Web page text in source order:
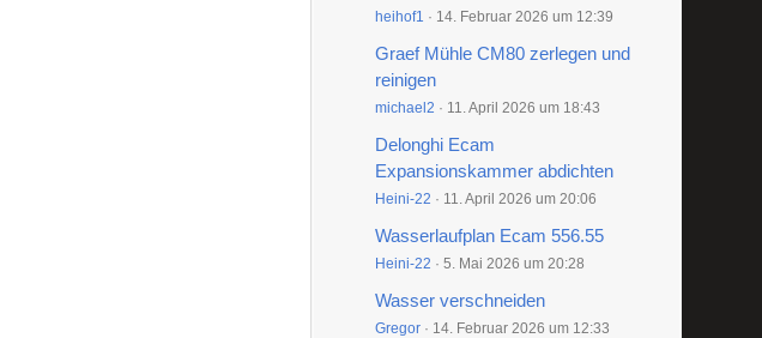
heihof1 14. Februar 2026 um 12:39
Graef Mühle CM80 zerlegen und
reinigen
michael2 11. April 2026 um 18:43
Delonghi Ecam
Expansionskammer abdichten
Heini-22 11. April 2026 um 20:06
Wasserlaufplan Ecam 556.55
Heini-22 5. Mai 2026 um 20:28
Wasser verschneiden
Gregor 14. Februar 2026 um 12:33